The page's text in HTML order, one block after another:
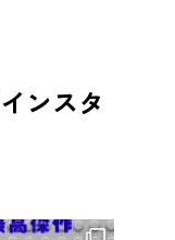
インスタ